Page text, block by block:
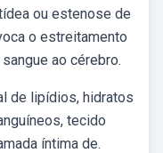
ou estenose de
o estreitamento
ao cérebro.
de lipídios, hidratos
tecido
íntima de.